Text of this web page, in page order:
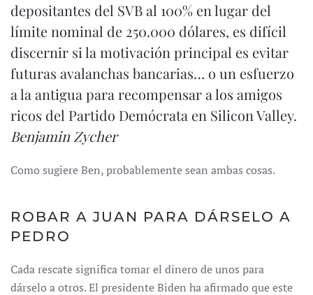
depositantes del SVB al 100% en lugar del
límite nominal de 250.000 dólares, es difícil
discernir si la motivación principal es evitar
futuras avalanchas bancarias… o un esfuerzo
a la antigua para recompensar a los amigos
ricos del Partido Demócrata en Silicon Valley.
Benjamin Zycher
Como sugiere Ben, probablemente sean ambas cosas.
ROBAR A JUAN PARA DÁRSELO A
PEDRO
Cada rescate significa tomar el dinero de unos para
dárselo a otros. El presidente Biden ha afirmado que este